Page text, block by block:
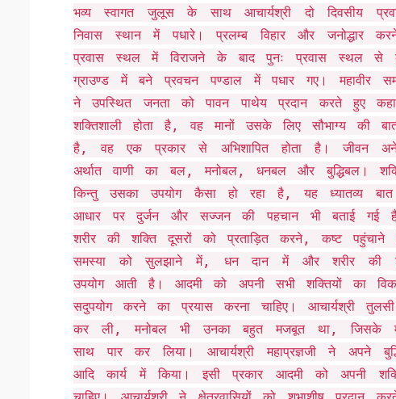
भव्य स्वागत जुलूस के साथ आचार्यश्री दो दिवसीय
निवास स्थान में पधारे। प्रलम्ब विहार और जनोद्धार
प्रवास स्थल में विराजने के बाद पुनः प्रवास स्थल
ग्राउण्ड में बने प्रवचन पण्डाल में पधार गए। महावीर
ने उपस्थित जनता को पावन पाथेय प्रदान करते हुए
शक्तिशाली होता है, वह मानों उसके लिए सौभाग्य की
है, वह एक प्रकार से अभिशापित होता है।
अर्थात वाणी का बल, मनोबल, धनबल और बुद्धिबल।
किन्तु उसका उपयोग कैसा हो रहा है, यह ध्यातव्य
आधार पर दुर्जन और सज्जन की पहचान भी बताई गई
शरीर की शक्ति दूसरों को प्रताड़ित करने, कष्ट
समस्या को सुलझाने में, धन दान में और शरीर की
उपयोग आती है। आदमी को अपनी सभी शक्तियों का
सदुपयोग करने का प्रयास करना चाहिए। आचार्यश्री
कर ली, मनोबल भी उनका बहुत मजबूत था, जिसके
साथ पार कर लिया। आचार्यश्री महाप्रज्ञजी ने अपने
आदि कार्य में किया। इसी प्रकार आदमी को अपनी